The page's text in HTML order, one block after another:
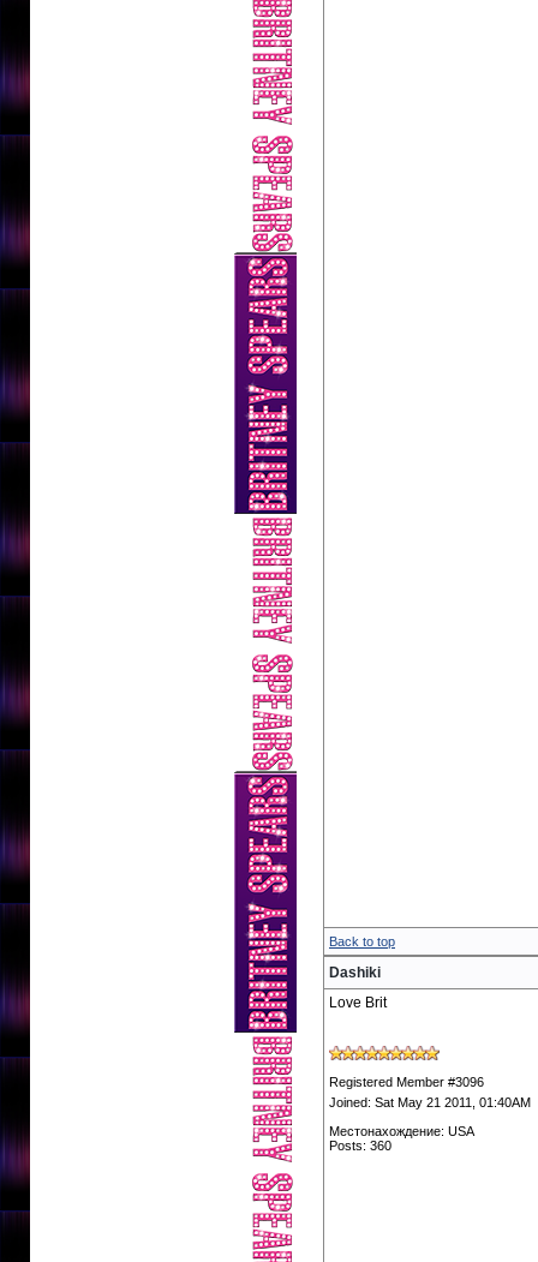
Back to top
Dashiki
Love Brit
Registered Member #3096
Joined: Sat May 21 2011, 01:40AM
Местонахождение: USA
Posts: 360